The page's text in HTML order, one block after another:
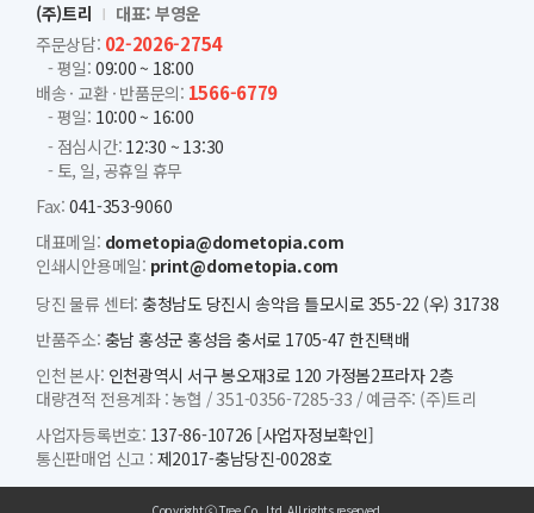
(주)트리
대표: 부영운
주문상담: 02-2026-2754
- 평일: 09:00 ~ 18:00
배송 · 교환 · 반품문의: 1566-6779
- 평일: 10:00 ~ 16:00
- 점심시간: 12:30 ~ 13:30
- 토, 일, 공휴일 휴무
Fax: 041-353-9060
대표메일: dometopia@dometopia.com
인쇄시안용메일: print@dometopia.com
당진 물류 센터: 충청남도 당진시 송악읍 틀모시로 355-22 (우) 31738
반품주소: 충남 홍성군 홍성읍 충서로 1705-47 한진택배
인천 본사: 인천광역시 서구 봉오재3로 120 가정봄2프라자 2층
대량견적 전용계좌 :농협 / 351-0356-7285-33 / 예금주: (주)트리
사업자등록번호: 137-86-10726 [사업자정보확인]
통신판매업 신고 : 제2017-충남당진-0028호